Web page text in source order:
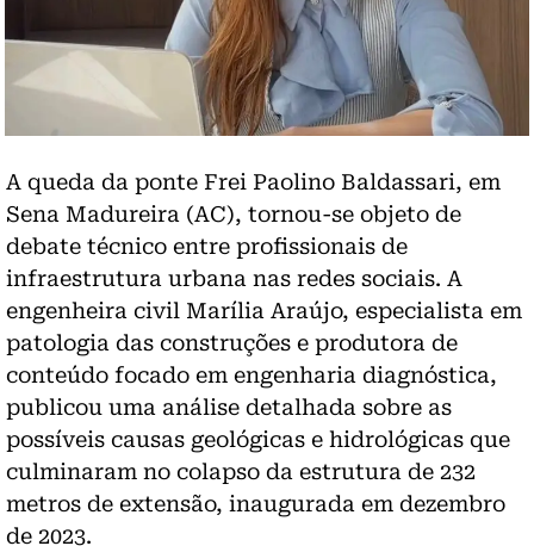
A queda da ponte Frei Paolino Baldassari, em
Sena Madureira (AC), tornou-se objeto de
debate técnico entre profissionais de
infraestrutura urbana nas redes sociais. A
engenheira civil Marília Araújo, especialista em
patologia das construções e produtora de
conteúdo focado em engenharia diagnóstica,
publicou uma análise detalhada sobre as
possíveis causas geológicas e hidrológicas que
culminaram no colapso da estrutura de 232
metros de extensão, inaugurada em dezembro
de 2023.